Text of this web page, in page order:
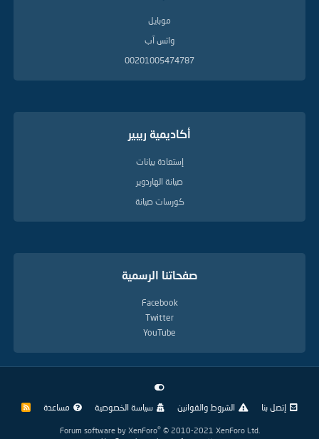
موبايل
واتس آب
00201005474787
أكاديمية ريبير
إستعادة بيانات
صيانة الهاردوير
كورسات صيانة
صفحاتنا الرسمية
Facebook
Twitter
YouTube
إتصل بنا الشروط والقوانين سياسة الخصوصية مساعدة
R
Forum software by XenForo® © 2010-2021 XenForo Ltd.